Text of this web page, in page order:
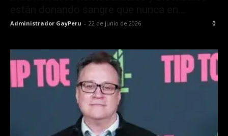
Administrador GayPeru - 22 de junio de 2026 0